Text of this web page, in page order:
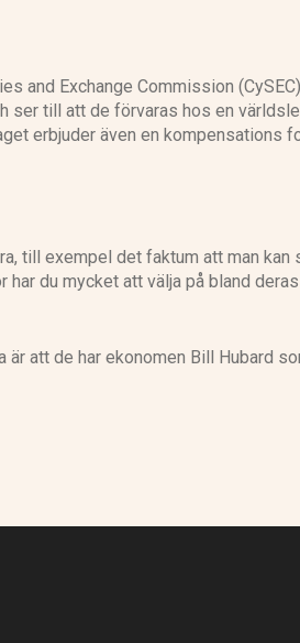
and Exchange Commission
ser till att de förvaras hos en
erbjuder även en kompensations
till exempel det faktum att man kan
du mycket att välja på bland
att de har ekonomen Bill Hubard